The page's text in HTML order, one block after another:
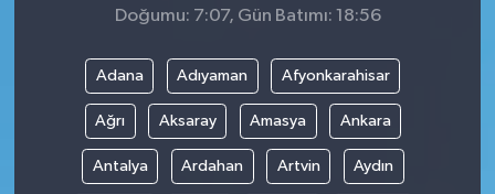
Doğumu: 7:07, Gün Batımı: 18:56
Adana Adıyaman Afyonkarahisar
Ağrı Aksaray Amasya Ankara
Antalya Ardahan Artvin Aydın
ULUSAL HABERLER